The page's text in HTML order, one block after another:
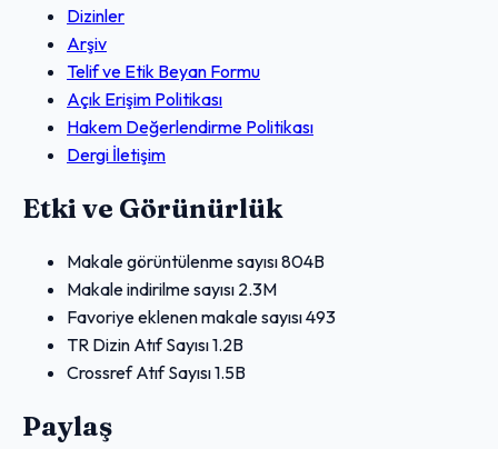
Dizinler
Arşiv
Telif ve Etik Beyan Formu
Açık Erişim Politikası
Hakem Değerlendirme Politikası
Dergi İletişim
Etki ve Görünürlük
Makale görüntülenme sayısı804B
Makale indirilme sayısı 2.3M
Favoriye eklenen makale sayısı493
TR Dizin Atıf Sayısı1.2B
Crossref Atıf Sayısı1.5B
Paylaş